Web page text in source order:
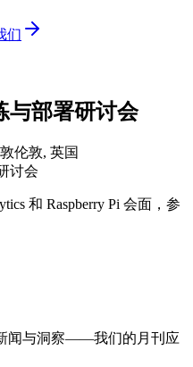
们
与部署研讨会
伦敦, 英国
和 Raspberry Pi 会面，参
闻与洞察——我们的月刊应